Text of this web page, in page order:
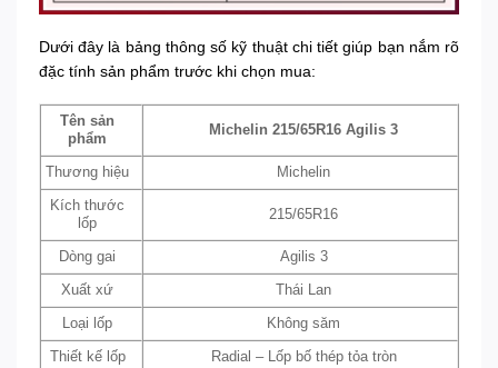
Dưới đây là bảng thông số kỹ thuật chi tiết giúp bạn nắm rõ
đặc tính sản phẩm trước khi chọn mua:
Tên sản
phẩm
Michelin 215/65R16 Agilis 3
Thương hiệu Michelin
Kích thước
lốp
215/65R16
Dòng gai Agilis 3
Xuất xứ Thái Lan
Loại lốp Không săm
Thiết kế lốp Radial – Lốp bố thép tỏa tròn